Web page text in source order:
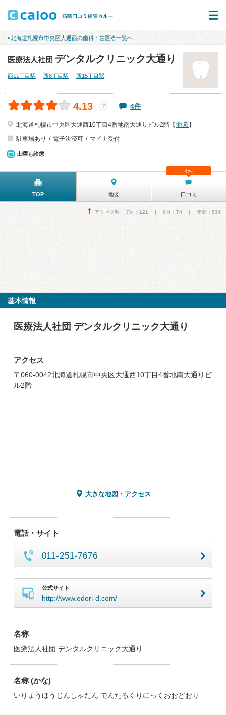
«北海道札幌市中央区大通西の歯科・歯医者一覧へ
医療法人社団 デンタルクリニック大通り
西11丁目駅 西8丁目駅 西15丁目駅
4.13 ？ 4件
北海道札幌市中央区大通西10丁目4番地南大通りビル2階【地図 】
駐車場あり
電子決済可 マイナ受付
土曜も診療
TOP 地図 口コミ
4件
アクセス数 7月： 121 | 6月： 74 | 年間： 934
基本情報
医療法人社団 デンタルクリニック大通り
アクセス
〒060-0042北海道札幌市中央区大通西10丁目4番地南大通りビ
ル2階
大きな地図・アクセス
電話・サイト
011-251-7676
公式サイト
http://www.odori-d.com/
名称
医療法人社団 デンタルクリニック大通り
名称 (かな)
いりょうほうじんしゃだん でんたるくりにっくおおどおり